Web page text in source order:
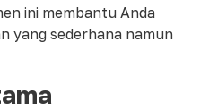
ini membantu Anda
yang sederhana namun